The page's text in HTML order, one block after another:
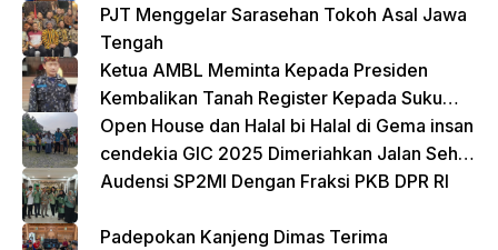
Nusadaya Akademik Kunjungi Kementerian
BP2MI
PJT Menggelar Sarasehan Tokoh Asal Jawa
Tengah
Ketua AMBL Meminta Kepada Presiden
Kembalikan Tanah Register Kepada Suku
Lampung
Open House dan Halal bi Halal di Gema insan
cendekia GIC 2025 Dimeriahkan Jalan Sehat
dan Bazar Kreatif
Audensi SP2MI Dengan Fraksi PKB DPR RI
Padepokan Kanjeng Dimas Terima